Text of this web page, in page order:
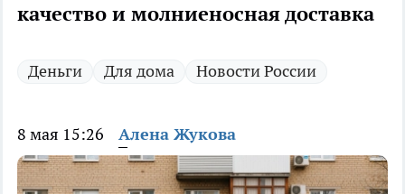
качество и молниеносная доставка
Деньги Для дома Новости России
8 мая 15:26 Алена Жукова